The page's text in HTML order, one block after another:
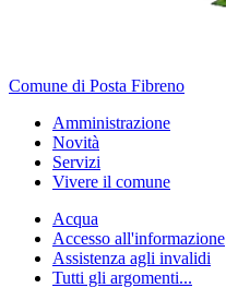
Comune di Posta Fibreno
Amministrazione
Novità
Servizi
Vivere il comune
Acqua
Accesso all'informazione
Assistenza agli invalidi
Tutti gli argomenti...